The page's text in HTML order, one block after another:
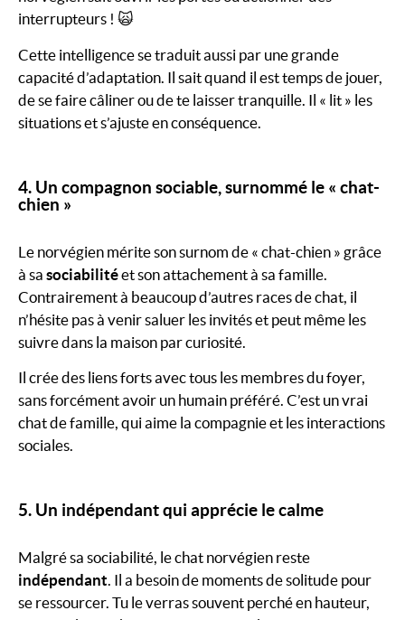
interrupteurs ! 🙀
Cette intelligence se traduit aussi par une grande
capacité d’adaptation. Il sait quand il est temps de jouer,
de se faire câliner ou de te laisser tranquille. Il « lit » les
situations et s’ajuste en conséquence.
4. Un compagnon sociable, surnommé le « chat-
chien »
Le norvégien mérite son surnom de « chat-chien » grâce
à sa sociabilitéet son attachement à sa famille.
Contrairement à beaucoup d’autres races de chat, il
n’hésite pas à venir saluer les invités et peut même les
suivre dans la maison par curiosité.
Il crée des liens forts avec tous les membres du foyer,
sans forcément avoir un humain préféré. C’est un vrai
chat de famille, qui aime la compagnie et les interactions
sociales.
5. Un indépendant qui apprécie le calme
Malgré sa sociabilité, le chat norvégien reste
indépendant. Il a besoin de moments de solitude pour
se ressourcer. Tu le verras souvent perché en hauteur,